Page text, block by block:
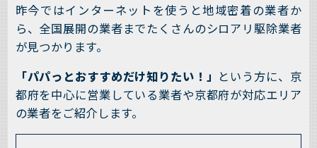
昨今ではインターネットを使うと地域密着の業者か
ら、全国展開の業者までたくさんのシロアリ駆除業者
が見つかります。
「パパっとおすすめだけ知りたい！」 という方に、京
都府を中心に営業している業者や京都府が対応エリア
の業者をご紹介します。